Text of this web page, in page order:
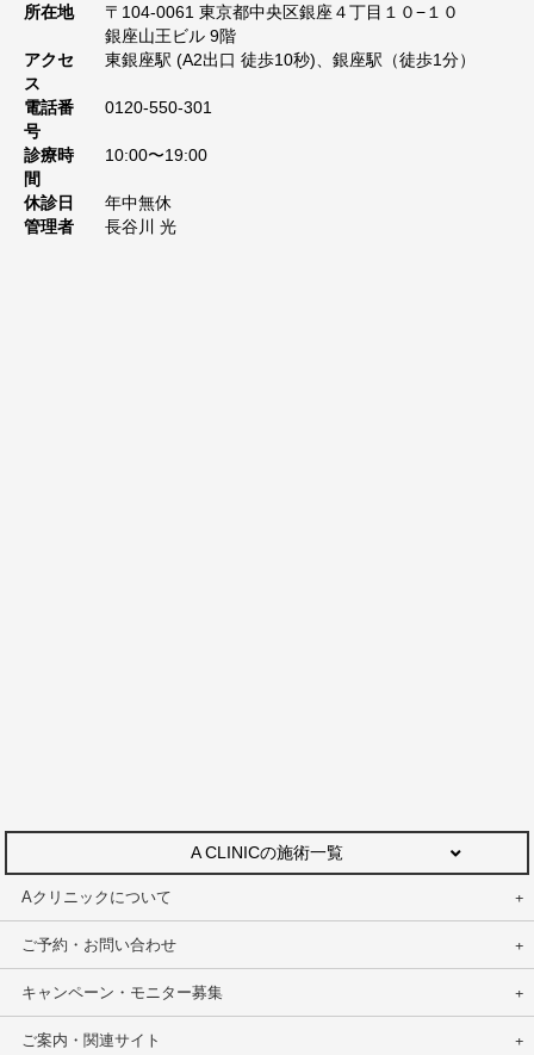
所在地
〒104-0061 東京都中央区銀座４丁目１０−１０
銀座山王ビル 9階
アクセ
ス
東銀座駅 (A2出口 徒歩10秒)、銀座駅（徒歩1分）
電話番
号
0120-550-301
診療時
間
10:00〜19:00
休診日
年中無休
管理者
長谷川 光
A CLINICの施術一覧
Aクリニックについて
ご予約・お問い合わせ
キャンペーン・モニター募集
ご案内・関連サイト